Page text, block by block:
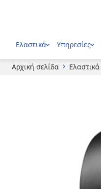
Ελαστικά Υπηρεσίες
Αρχική σελίδα Ελαστικά
MICHELIN XSM DN+